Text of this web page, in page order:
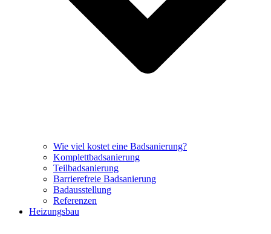
Wie viel kostet eine Badsanierung?
Komplettbadsanierung
Teilbadsanierung
Barrierefreie Badsanierung
Badausstellung
Referenzen
Heizungsbau